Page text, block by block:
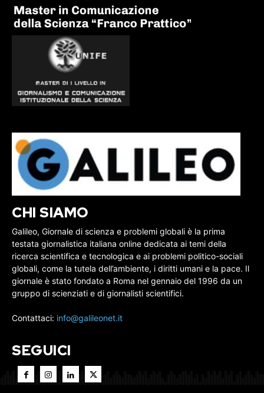
CHI SIAMO
Galileo, Giornale di scienza e problemi globali è la prima
testata giornalistica italiana online dedicata ai temi della
ricerca scientifica e tecnologica e ai problemi politico-sociali
globali, come la tutela dell’ambiente, i diritti umani e la pace. Il
giornale è stato fondato a Roma nel gennaio del 1996 da un
gruppo di scienziati e di giornalisti scientifici.
Contattaci: info@galileonet.it
SEGUICI